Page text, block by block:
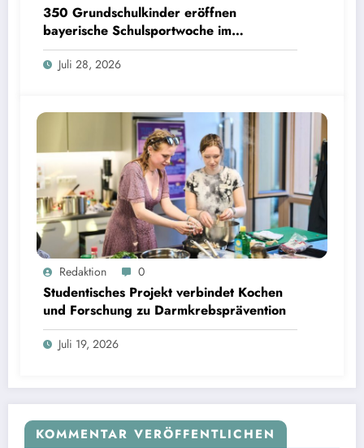
350 Grundschulkinder eröffnen
bayerische Schulsportwoche im
Olympiapark
Juli 28, 2026
Studentisches Projekt verbindet Kochen und Forschung zu Darmkrebsprävention | Bild:
Fabian Vogl / TUM
Redaktion 0
Studentisches Projekt verbindet Kochen
und Forschung zu Darmkrebsprävention
Juli 19, 2026
KOMMENTAR VERÖFFENTLICHEN